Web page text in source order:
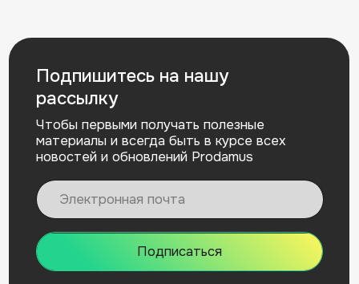
«Знание — деньги»
Пишем обо всём, что может быть полезно
самозанятым и ИП.
Политика конфиденциальности